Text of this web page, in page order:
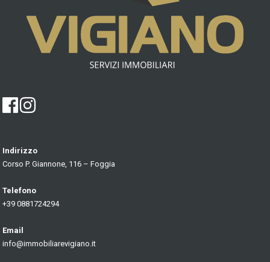
Indirizzo
Corso P. Giannone, 116 – Foggia
Telefono
+39 0881724294
Email
info@immobiliarevigiano.it